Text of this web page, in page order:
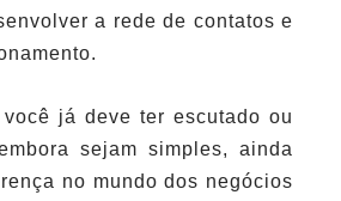
a rede de contatos e
já deve ter escutado ou
sejam simples, ainda
no mundo dos negócios